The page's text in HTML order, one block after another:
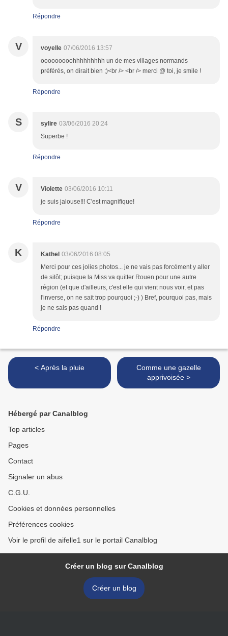
Répondre
V voyelle 07/06/2016 13:57
ooooooooohhhhhhhhh un de mes villages normands
préférés, on dirait bien ;)<br /> <br /> merci @ toi, je smile !
Répondre
S sylire 03/06/2016 20:24
Superbe !
Répondre
V Violette 03/06/2016 10:11
je suis jalouse!!! C'est magnifique!
Répondre
K Kathel 03/06/2016 08:05
Merci pour ces jolies photos... je ne vais pas forcément y aller
de sitôt; puisque la Miss va quitter Rouen pour une autre
région (et que d'ailleurs, c'est elle qui vient nous voir, et pas
l'inverse, on ne sait trop pourquoi ;-) ) Bref, pourquoi pas, mais
je ne sais pas quand !
Répondre
< Après la pluie
Comme une gazelle
apprivoisée >
Hébergé par Canalblog
Top articles
Pages
Contact
Signaler un abus
C.G.U.
Cookies et données personnelles
Préférences cookies
Voir le profil de aifelle1 sur le portail Canalblog
Créer un blog sur Canalblog
Créer un blog